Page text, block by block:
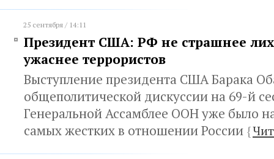
25 сентября / 14:11
Президент США: РФ не страшнее
ужаснее террористов
Выступление президента США Барака
общеполитической дискуссии на 69-й
Генеральной Ассамблее ООН уже было
самых жестких в отношении России {